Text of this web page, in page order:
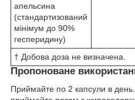
апельсина
(стандартизований
мінімум до 90%
гесперидину)
† Добова доза не визначена.
Пропоноване
Приймайте по 2 капсули в